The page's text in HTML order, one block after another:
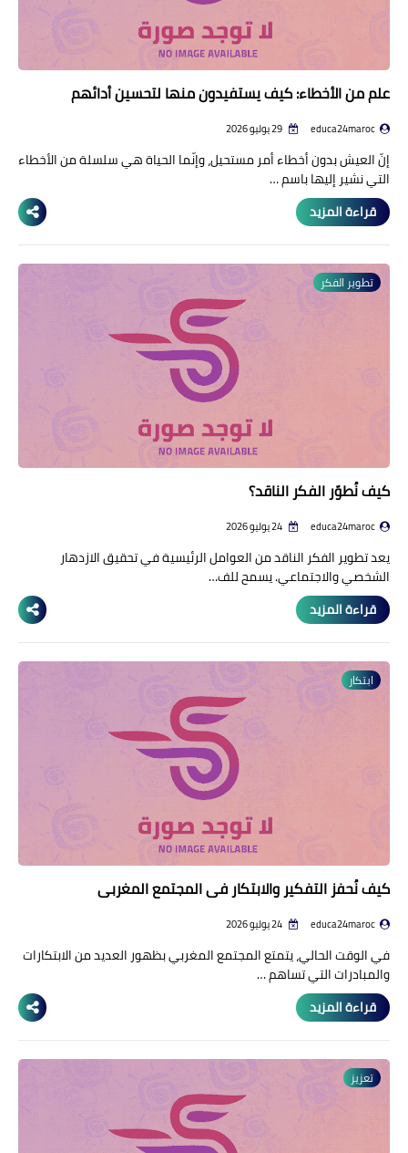
علم من الأخطاء: كيف يستفيدون منها لتحسين أدائهم
educa24maroc
إنّ العيش بدون أخطاء أمر مستحيل، وإنّما الحياة هي سلسلة من الأخطاء
التي نشير إليها باسم …
قراءة المزيد
تطوير الفكر
كيف نُطوّر الفكر الناقد؟
educa24maroc
يعد تطوير الفكر الناقد من العوامل الرئيسية في تحقيق الازدهار
الشخصي والاجتماعي. يسمح للف…
قراءة المزيد
ابتكار
كيف نُحفز التفكير والابتكار في المجتمع المغربي
educa24maroc
في الوقت الحالي، يتمتع المجتمع المغربي بظهور العديد من الابتكارات
والمبادرات التي تساهم …
قراءة المزيد
تعزيز